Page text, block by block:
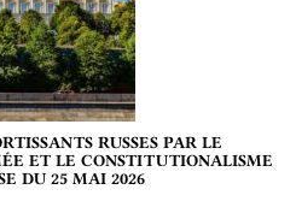
RUSSES PAR LE
ET LE CONSTITUTIONALISME
DU 25 MAI 2026